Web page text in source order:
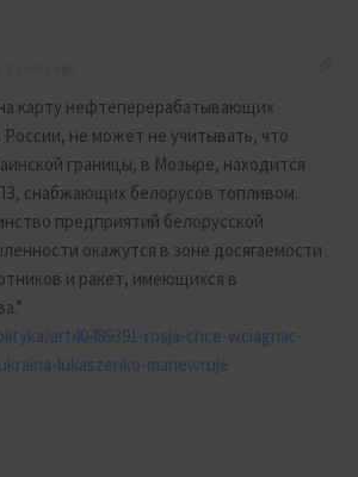
карту нефтеперерабатывающих
не может не учитывать, что
границы, в Мозыре, находится
снабжающих белорусов топливом.
предприятий белорусской
окажутся в зоне досягаемости
и ракет, имеющихся в
art40489391-rosja-chce-wciagnac-
lukaszenko-manewruje